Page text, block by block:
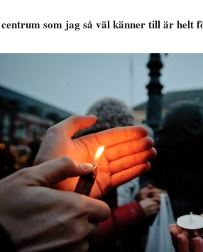
som jag så väl känner till är helt